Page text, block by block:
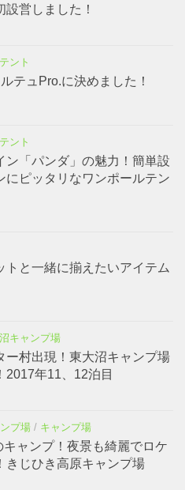
営しました！
テント
テュPro.に決めました！
テント
ン「パンダ」の魅力！簡単設
にピッタリなワンポールテン
トと一緒に揃えたいアイテム
キャンプ場
ー村出現！東大沼キャンプ場
2017年11、12泊目
プ場 / キャンプ場
ャンプ！夜景も綺麗でロケ
きじひき高原キャンプ場